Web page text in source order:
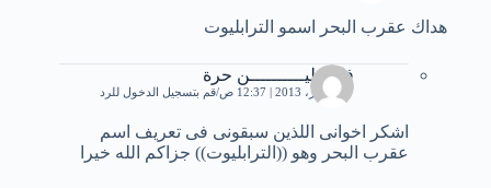
هداك عقرب البحر اسمو الترابليوت
فلسطيــــــــــن حرة
17 أكتوبر، 2013 | 12:37 ص قم بتسجيل الدخول للرد
اشكر اخوانى اللذين سبقونى فى تعريف اسم
عقرب البحر وهو ((الترابليوت)) جزاكم الله خيرا